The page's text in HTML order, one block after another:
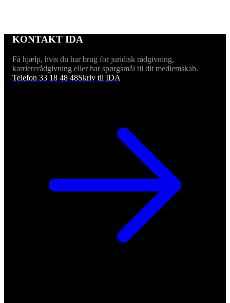
KONTAKT IDA
Få hjælp, hvis du har brug for juridisk rådgivning,
karriererådgivning eller har spørgsmål til dit medlemskab.
Telefon 33 18 48 48Skriv til IDA